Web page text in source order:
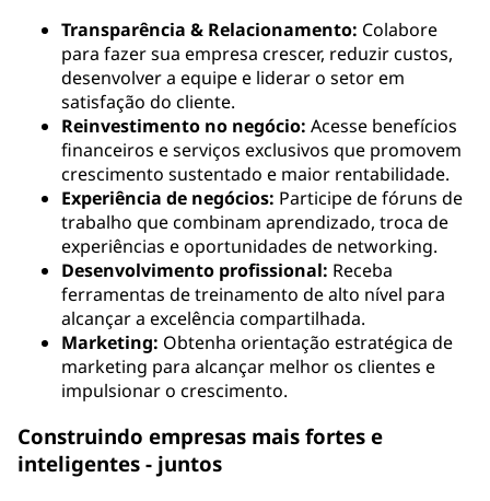
Transparência & Relacionamento: Colabore
para fazer sua empresa crescer, reduzir custos,
desenvolver a equipe e liderar o setor em
satisfação do cliente.
Reinvestimento no negócio: Acesse benefícios
financeiros e serviços exclusivos que promovem
crescimento sustentado e maior rentabilidade.
Experiência de negócios: Participe de fóruns de
trabalho que combinam aprendizado, troca de
experiências e oportunidades de networking.
Desenvolvimento profissional: Receba
ferramentas de treinamento de alto nível para
alcançar a excelência compartilhada.
Marketing: Obtenha orientação estratégica de
marketing para alcançar melhor os clientes e
impulsionar o crescimento.
Construindo empresas mais fortes e
inteligentes - juntos